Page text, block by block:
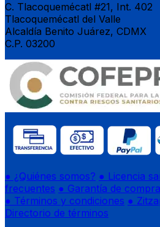
C. Tlacoquemécatl #21, Int. 402
Tlacoquemécatl del Valle
Alcaldía Benito Juárez, CDMX
C.P. 03200
● ¿Quiénes somos? ● Licencia
frecuentes ● Garantía de compra
● Términos y condiciones ●
Directorio de términos